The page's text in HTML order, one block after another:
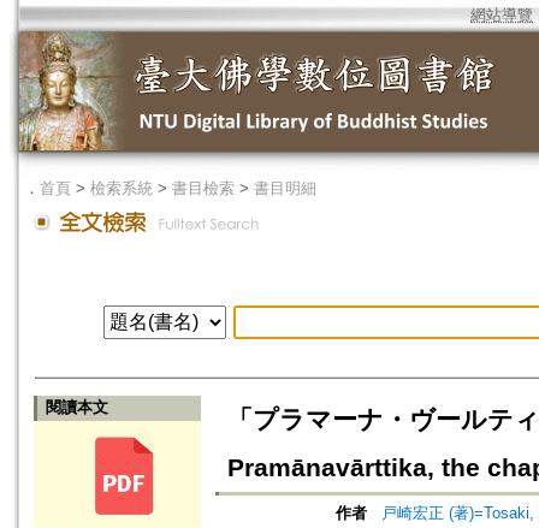
網站導覽
． 首頁 > 檢索系統 > 書目檢索 > 書目明細
閱讀本文
「プラマーナ・ヴールテ
Pramānavārttika, the
作者
戸崎宏正 (著